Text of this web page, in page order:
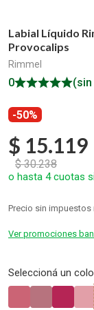
Labial Líquido
Provocalips
Rimmel
0
-50%
$ 15.119
$ 30.238
o hasta 4cuotas
Precio sin impuestos
Ver promociones
8. nyx
9.get the look
10.uv air